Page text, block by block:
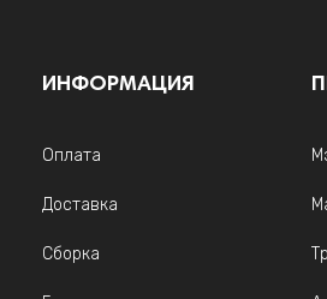
ИНФОРМАЦИЯ
Оплата
Доставка
Сборка